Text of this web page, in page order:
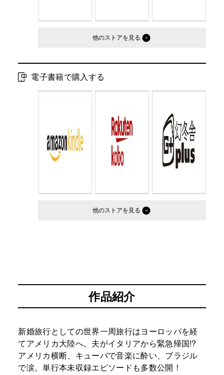
他のストア
電子書籍で購入する
他のストア
作品紹介
新婚旅行としての世界一周旅行はヨーロッパを経
てアメリカ大陸へ。夫がイタリアから緊急帰国!?
アメリカ横断、キューバで音楽に酔い、ブラジル
で涙。単行本未収録エピソードも多数公開！